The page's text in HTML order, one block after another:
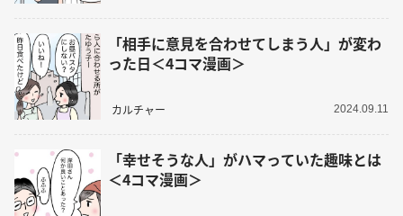
「相手に意見を合わせてしまう人」が変わ
った日＜4コマ漫画＞
カルチャー 2024.09.11
「幸せそうな人」がハマっていた趣味とは
＜4コマ漫画＞